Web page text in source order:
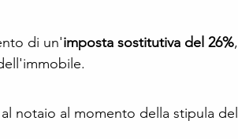
di un'imposta sostitutiva del 26%,
notaio al momento della stipula del